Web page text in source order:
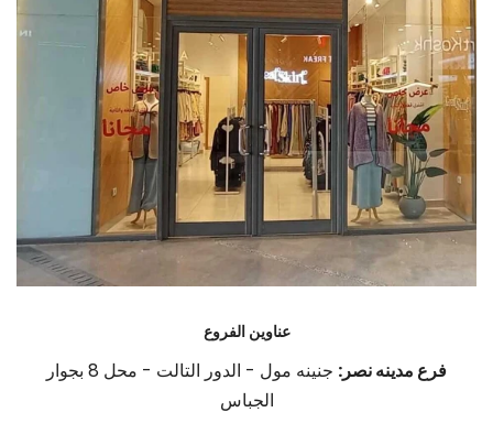
عناوين الفروع
فرع مدينه نصر:
جنينه مول - الدور التالت - محل 8 بجوار
الجباس